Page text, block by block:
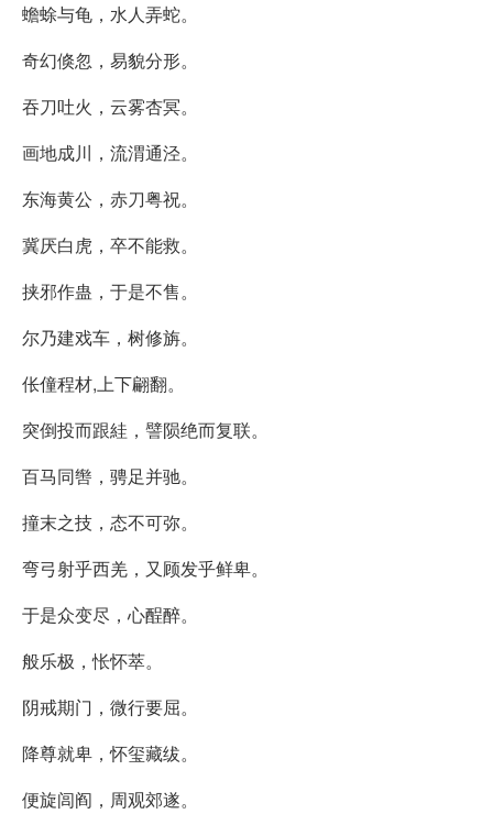
蟾蜍与龟，水人弄蛇。
奇幻倏忽，易貌分形。
吞刀吐火，云雾杏冥。
画地成川，流渭通泾。
东海黄公，赤刀粤祝。
冀厌白虎，卒不能救。
挟邪作蛊，于是不售。
尔乃建戏车，树修旃。
伥僮程材,上下翩翻。
突倒投而跟絓，譬陨绝而复联。
百马同辔，骋足并驰。
撞末之技，态不可弥。
弯弓射乎西羌，又顾发乎鲜卑。
于是众变尽，心酲醉。
般乐极，怅怀萃。
阴戒期门，微行要屈。
降尊就卑，怀玺藏绂。
便旋闾阎，周观郊遂。